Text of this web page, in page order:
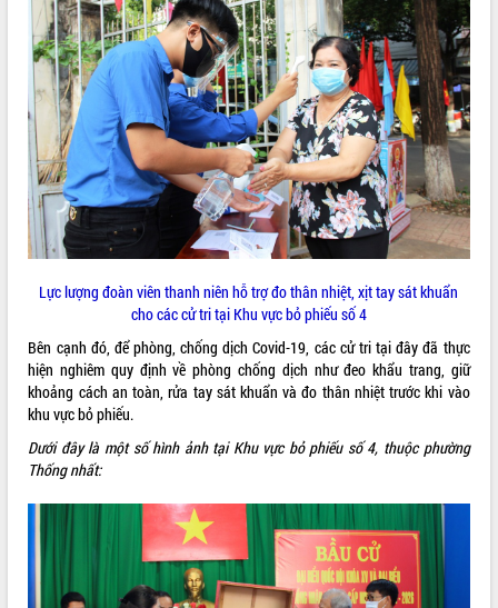
Lễ truy tặng danh hiệu “Bà Mẹ Việt
Nam Anh hùng” và trao Huân chương
Lao động
UBND tỉnh Đắk Lắk triển khai nhiệm
vụ 6 tháng cuối năm 2026
Kỳ họp thứ Hai, Hội đồng nhân dân
tỉnh khóa XI quyết nghị nhiều nội dung
quan trọng
Bí thư Tỉnh ủy Lương Nguyễn Minh
Triết thăm, tặng quà người có công với
cách mạng
Rà soát, hoàn thiện hệ thống thiết chế
văn hóa, thể thao đáp ứng yêu cầu
Thường trực HĐND tỉnh Đắk Lắk gặp
mặt Đoàn chuyên gia y tế TP. Hồ Chí
Minh
Lễ truy điệu và an táng hài cốt liệt sĩ
tại Nghĩa trang Liệt sĩ xã Sơn Hòa
Bàn giải pháp tháo gỡ khó khăn trong
xuất khẩu sầu riêng và triển khai quy
định EUDR
Thứ trưởng Bộ Nông nghiệp và Môi
trường Nguyễn Hoàng Hiệp khảo sát
vùng trồng và doanh nghiệp đóng gói
ALBUM ẢNH
LIÊN KẾT WEB
THỐNG KÊ TRUY CẬP
Hôm nay: 9294
Tất cả: 66054617
Lực lượng đoàn viên thanh niên hỗ trợ đo thân nhiệt, xịt tay sát khuẩn
cho các cử tri tại Khu vực bỏ phiếu số 4
Bên cạnh đó, để phòng, chống dịch Covid-19, các cử tri tại đây đã thực
hiện nghiêm quy định về phòng chống dịch như đeo khẩu trang, giữ
khoảng cách an toàn, rửa tay sát khuẩn và đo thân nhiệt trước khi vào
khu vực bỏ phiếu.
Dưới đây là một số hình ảnh tại Khu vực bỏ phiếu số 4, thuộc phường
Thống nhất: